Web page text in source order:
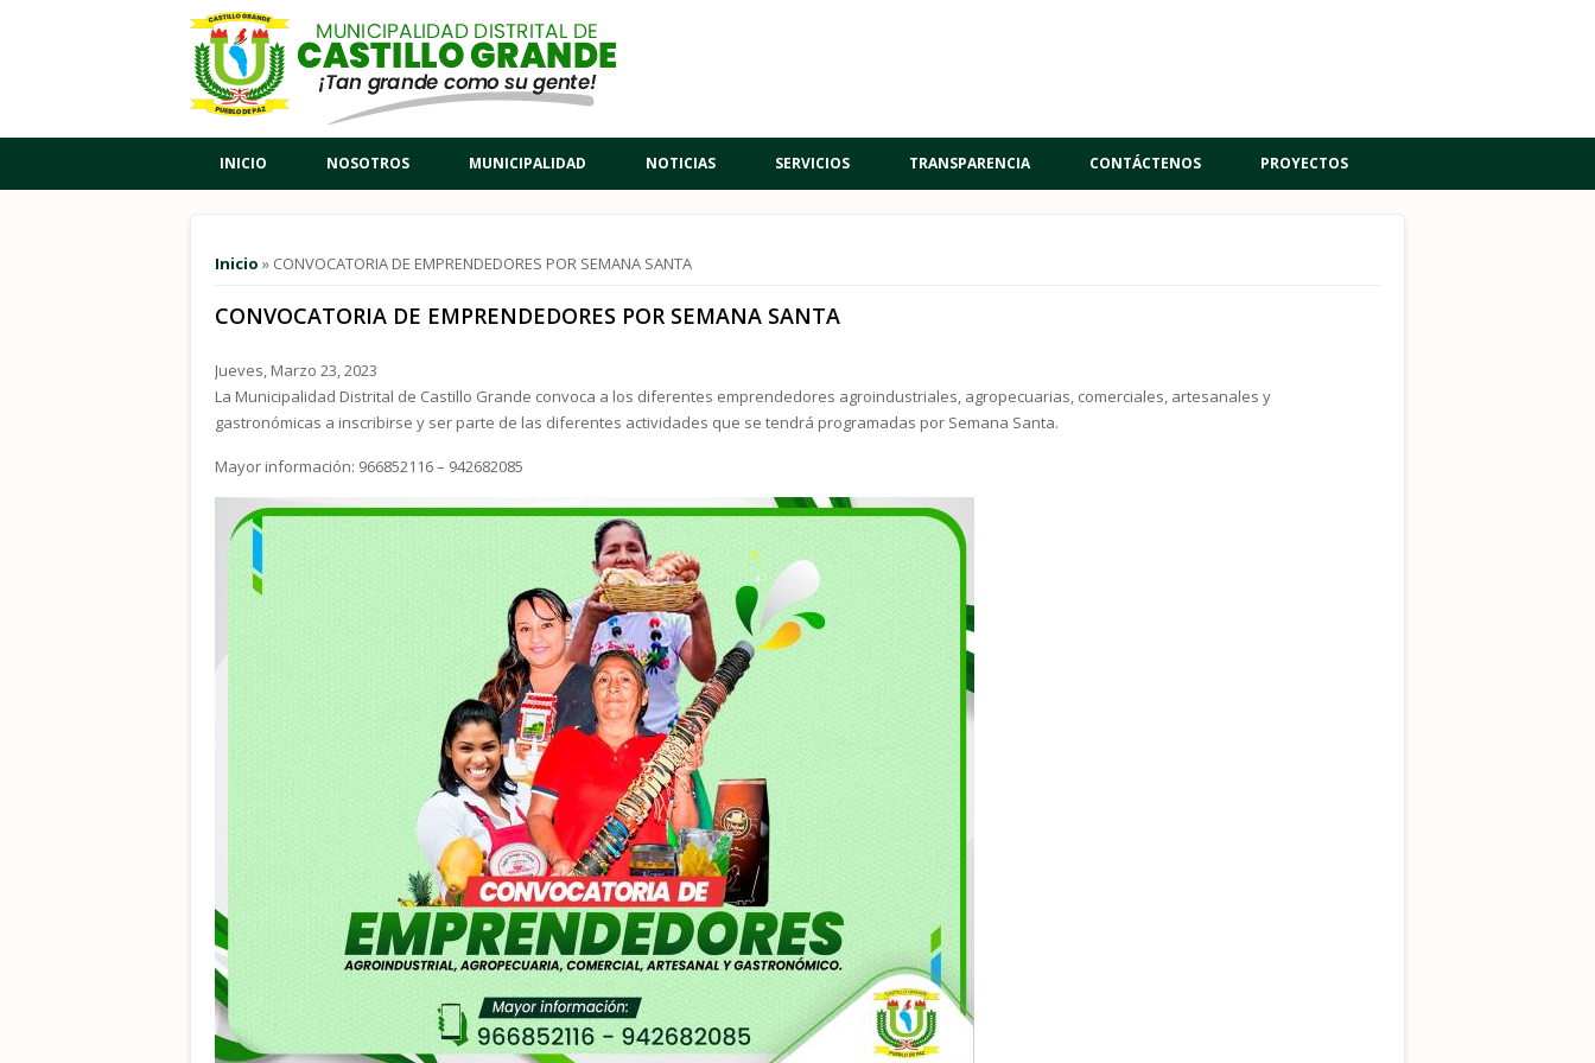
Pasar al contenido principal
INICIO NOSOTROS MUNICIPALIDAD NOTICIAS SERVICIOS TRANSPARENCIA CONTÁCTENOS PROYECTOS
Usted está aquí
Inicio » CONVOCATORIA DE EMPRENDEDORES POR SEMANA SANTA
CONVOCATORIA DE EMPRENDEDORES POR SEMANA SANTA
Jueves, Marzo 23, 2023
La Municipalidad Distrital de Castillo Grande convoca a los diferentes emprendedores agroindustriales, agropecuarias, comerciales, artesanales y
gastronómicas a inscribirse y ser parte de las diferentes actividades que se tendrá programadas por Semana Santa.
Mayor información: 966852116 – 942682085